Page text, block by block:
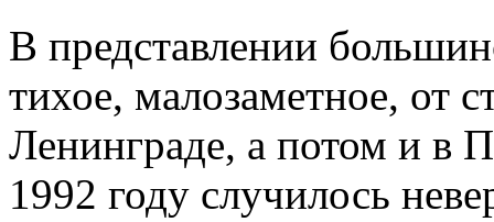
В представлении
тихое, малозаметное, от
Ленинграде, а потом и в
1992 году случилось